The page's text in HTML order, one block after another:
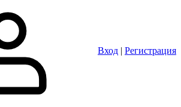
Вход | Регистрация